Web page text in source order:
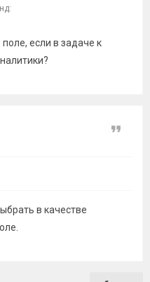
если в задаче к
Цитата
в качестве